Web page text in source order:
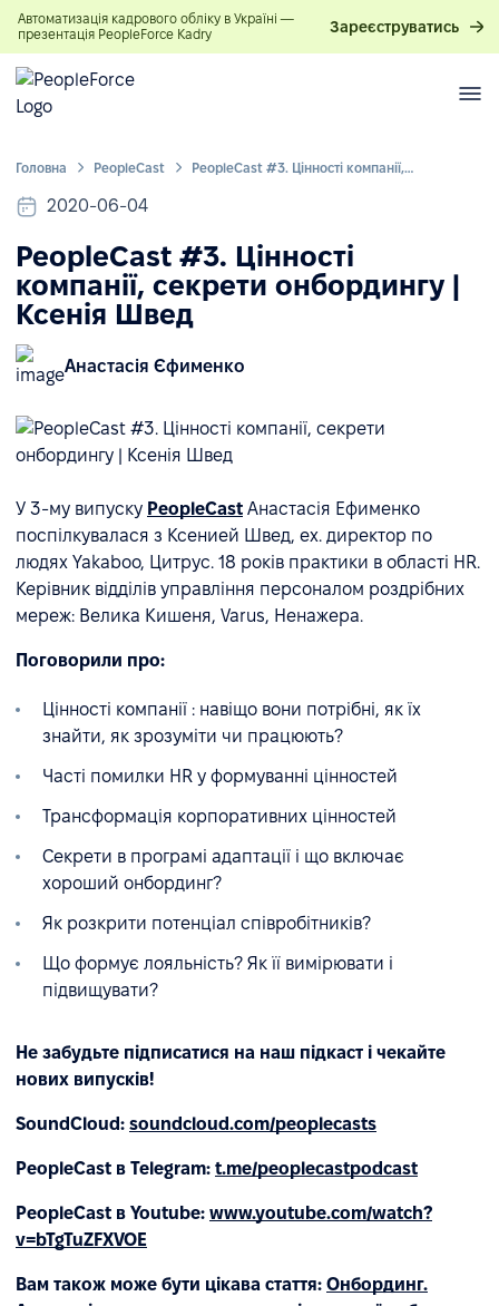
Автоматизація кадрового обліку в Україні —
презентація PeopleForce Kadry
Зареєструватись
Головна PeopleСast PeopleCast #3. Цінності компанії, секрети онбордингу | Ксенія Швед
2020-06-04
PeopleCast #3. Цінності
компанії, секрети онбордингу |
Ксенія Швед
Анастасія Єфименко
У 3-му випуску PeopleCast Анастасія Ефименко
поспілкувалася з Ксенией Швед, ex. директор по
людях Yakaboo, Цитрус. 18 років практики в області HR.
Керівник відділів управління персоналом роздрібних
мереж: Велика Кишеня, Varus, Ненажера.
Поговорили про:
Цінності компанії : навіщо вони потрібні, як їх
знайти, як зрозуміти чи працюють?
Часті помилки HR у формуванні цінностей
Трансформація корпоративних цінностей
Секрети в програмі адаптації і що включає
хороший онбординг?
Як розкрити потенціал співробітників?
Що формує лояльність? Як її вимірювати і
підвищувати?
Не забудьте підписатися на наш підкаст і чекайте
нових випусків!
SoundCloud: soundcloud.com/peoplecasts
PeopleCast в Telegram: t.me/peoplecastpodcast
PeopleCast в Youtube: www.youtube.com/watch?
v=bTgTuZFXVOE
Вам також може бути цікава стаття: Онбординг.